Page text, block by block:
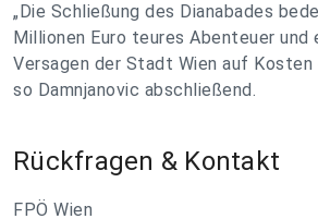
„Die Schließung des Dianabades
Millionen Euro teures Abenteuer und
Versagen der Stadt Wien auf Kosten
so Damnjanovic abschließend.
Rückfragen & Kontakt
FPÖ Wien